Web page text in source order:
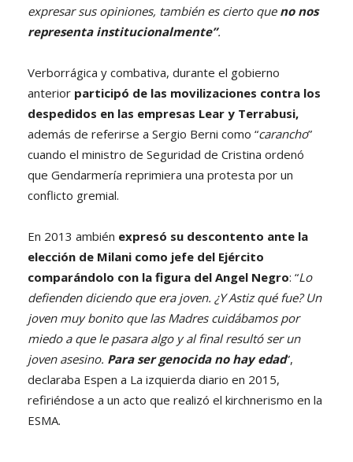
expresar sus opiniones, también es cierto que no nos
representa institucionalmente”.
Verborrágica y combativa, durante el gobierno
anterior participó de las movilizaciones contra los
despedidos en las empresas Lear y Terrabusi,
además de referirse a Sergio Berni como “carancho”
cuando el ministro de Seguridad de Cristina ordenó
que Gendarmería reprimiera una protesta por un
conflicto gremial.
En 2013 ambién expresó su descontento ante la
elección de Milani como jefe del Ejército
comparándolo con la figura del Angel Negro: “Lo
defienden diciendo que era joven. ¿Y Astiz qué fue? Un
joven muy bonito que las Madres cuidábamos por
miedo a que le pasara algo y al final resultó ser un
joven asesino. Para ser genocida no hay edad”,
declaraba Espen a La izquierda diario en 2015,
refiriéndose a un acto que realizó el kirchnerismo en la
ESMA.